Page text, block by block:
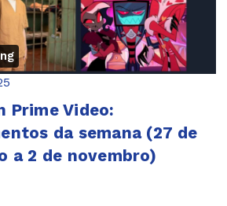
Prime Video:
da semana (27 de
a 2 de novembro)